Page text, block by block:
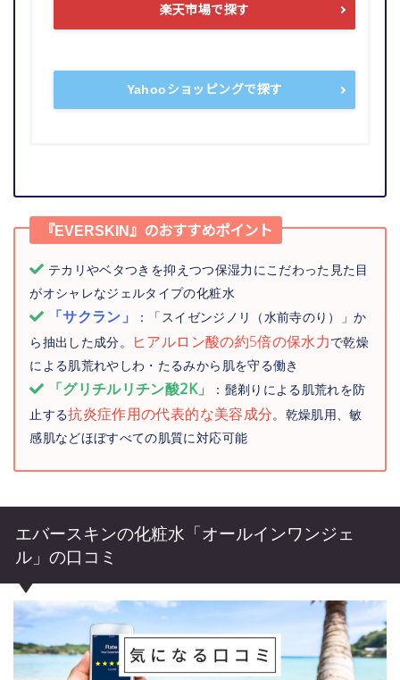
楽天市場で探す
Yahooショッピングで探す
『EVERSKIN』のおすすめポイント
テカリやベタつきを抑えつつ保湿力にこだわった見た目
がオシャレなジェルタイプの化粧水
「サクラン」
：「スイゼンジノリ（水前寺のり）」か
ら抽出した成分。
ヒアルロン酸の約5倍の保水力で乾燥
による肌荒れやしわ・たるみから肌を守る働き
「グリチルリチン酸2K」
：髭剃りによる肌荒れを防
止する抗炎症作用の代表的な美容成分。乾燥肌用、敏
感肌などほぼすべての肌質に対応可能
エバースキンの化粧水「オールインワンジェ
ル」の口コミ